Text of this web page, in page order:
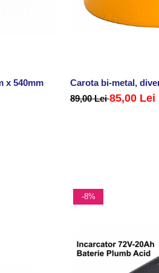
x 540mm
Carota bi-metal,
89,00 Lei85,00 Lei
-8%